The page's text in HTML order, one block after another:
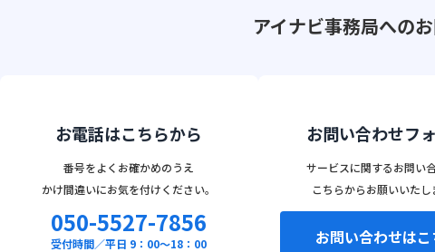
アイナビ事務局への
お電話はこちらから
番号をよくお確かめのうえ
かけ間違いにお気を付けください。
050-5527-7856
受付時間／平日 9：00～18：00
お問い合わせフ
サービスに関するお問い
こちらからお願いいたし
お問い合わせはこ